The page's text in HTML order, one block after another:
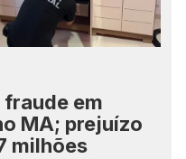
fraude em
MA; prejuízo
milhões